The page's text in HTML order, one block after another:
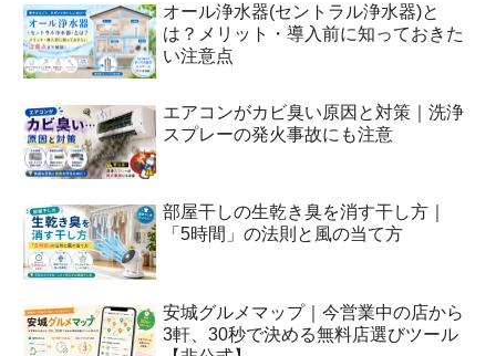
オール浄水器(セントラル浄水器)と
は？メリット・導入前に知っておきた
い注意点
エアコンがカビ臭い原因と対策｜洗浄
スプレーの発火事故にも注意
部屋干しの生乾き臭を消す干し方｜
「5時間」の法則と風の当て方
安城グルメマップ｜今営業中の店から
3軒、30秒で決める無料店選びツール